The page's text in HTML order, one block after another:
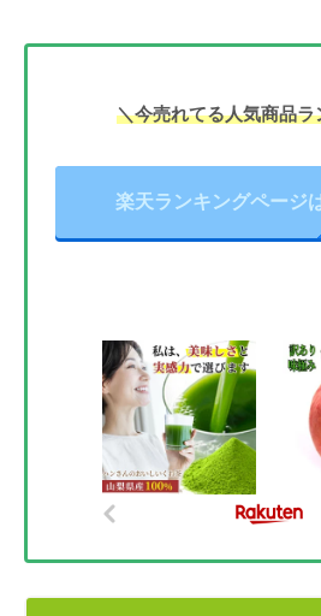
＼今売れてる人気商品
楽天ランキングペー